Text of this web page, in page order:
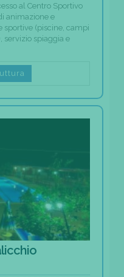
al Centro Sportivo
animazione e
(piscine, campi
servizio spiaggia e